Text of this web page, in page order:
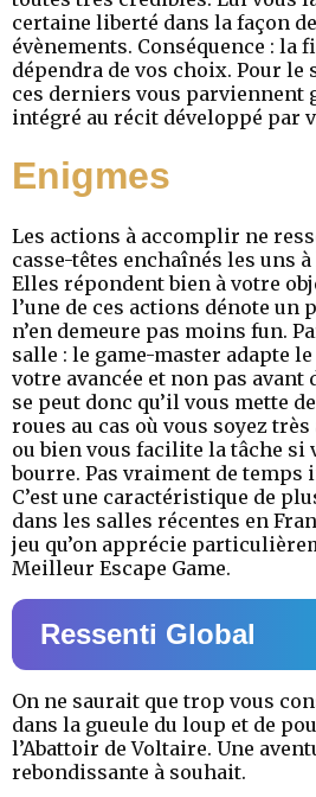
certaine liberté dans la façon
évènements. Conséquence : la
dépendra de vos choix. Pour le
ces derniers vous parviennent
intégré au récit développé par
Enigmes
Les actions à accomplir ne
casse-têtes enchaînés les uns
Elles répondent bien à votre
l’une de ces actions dénote un
n’en demeure pas moins fun.
salle : le game-master adapte
votre avancée et non pas avant
se peut donc qu’il vous mette
roues au cas où vous soyez
ou bien vous facilite la tâche si
bourre. Pas vraiment de
C’est une caractéristique de
dans les salles récentes en
jeu qu’on apprécie
Meilleur Escape Game.
Ressenti Global
On ne saurait que trop vous
dans la gueule du loup et de
l’Abattoir de Voltaire. Une
rebondissante à souhait.